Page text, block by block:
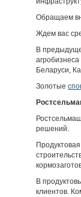
Обращаем
Ждем вас
В
Беларуси,
Золотые
решений.
В
клиентов.